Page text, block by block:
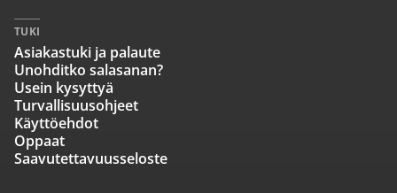
TUKI
Asiakastuki ja palaute
Unohditko salasanan?
Usein kysyttyä
Turvallisuusohjeet
Käyttöehdot
Oppaat
Saavutettavuusseloste